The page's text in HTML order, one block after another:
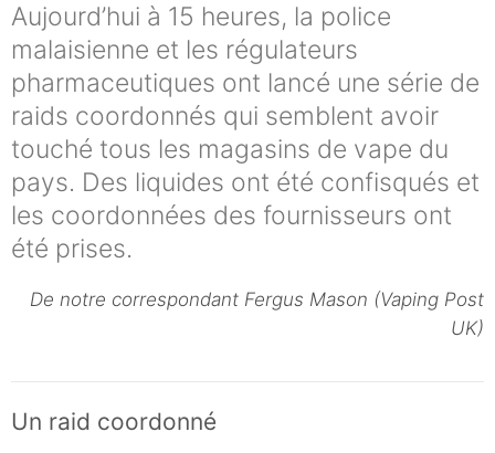
Aujourd’hui à 15 heures, la police
malaisienne et les régulateurs
pharmaceutiques ont lancé une série de
raids coordonnés qui semblent avoir
touché tous les magasins de vape du
pays. Des liquides ont été confisqués et
les coordonnées des fournisseurs ont
été prises.
De notre correspondant Fergus Mason (Vaping Post
UK)
Un raid coordonné